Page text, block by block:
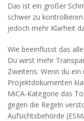
Das ist ein großer
schwer zu
jedoch mehr Klarheit
Wie beeinflusst das
Du wirst mehr
Zweitens: Wenn du
Projektdokumenten
MiCA‑Kategorie das
gegen die Regeln
Aufsichtsbehörde